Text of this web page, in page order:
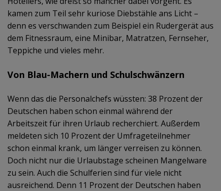
kamen zum Teil sehr kuriose Diebstähle ans Licht –
denn es verschwanden zum Beispiel ein Rudergerät aus
dem Fitnessraum, eine Minibar, Matratzen, Fernseher,
Teppiche und vieles mehr.
Von Blau-Machern und Schulschwänzern
Wenn das die Personalchefs wüssten: 38 Prozent der
Deutschen haben schon einmal während der
Arbeitszeit für ihren Urlaub recherchiert. Außerdem
meldeten sich 10 Prozent der Umfrageteilnehmer
schon einmal krank, um länger verreisen zu können.
Doch nicht nur die Urlaubstage scheinen Mangelware
zu sein. Auch die Schulferien sind für viele nicht
ausreichend. Denn 11 Prozent der Deutschen haben